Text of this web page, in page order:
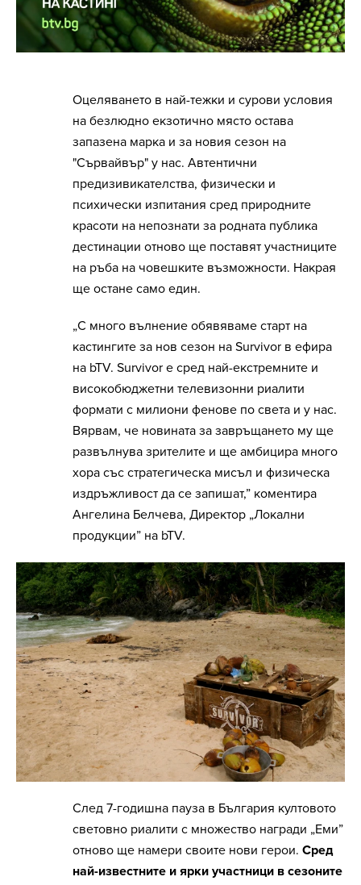
Оцеляването в най-тежки и сурови условия
на безлюдно екзотично място остава
запазена марка и за новия сезон на
"Сървайвър" у нас. Автентични
предизивикателства, физически и
психически изпитания сред природните
красоти на непознати за родната публика
дестинации отново ще поставят участниците
на ръба на човешките възможности. Накрая
ще остане само един.
„С много вълнение обявяваме старт на
кастингите за нов сезон на Survivor в ефира
на bTV. Survivor e сред най-екстремните и
високобюджетни телевизонни риалити
формати с милиони фенове по света и у нас.
Вярвам, че новината за завръщането му ще
развълнува зрителите и ще амбицира много
хора със стратегическа мисъл и физическа
издръжливост да се запишат,” коментира
Ангелина Белчева, Директор „Локални
продукции” на bTV.
След 7-годишна пауза в България култовото
световно риалити с множество награди „Еми”
отново ще намери своите нови герои. Сред
най-известните и ярки участници в сезоните